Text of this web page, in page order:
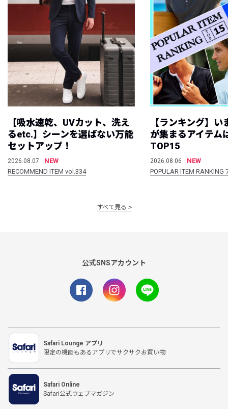
【吸水速乾、UVカット、洗え
るetc.】シーンを選ばない万能
セットアップ！
2026.08.07
NEW
RECOMMEND ITEM vol.334
【ランキング】
が集まるアイテム
TOP15
2026.08.06
NEW
POPULAR ITEM
すべて見る
公式SNSアカウント
Safari Lounge アプリ
限定の機能もあるアプリでサクサクお買い物
Safari Online
Safari公式ウェブマガジン